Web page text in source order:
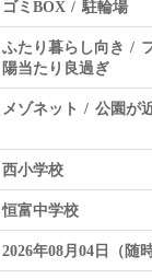
ゴミBOX 駐輪場
ふたり暮らし向き
陽当たり良過ぎ
メゾネット 公園が
西小学校
恒富中学校
2026年08月04日（随